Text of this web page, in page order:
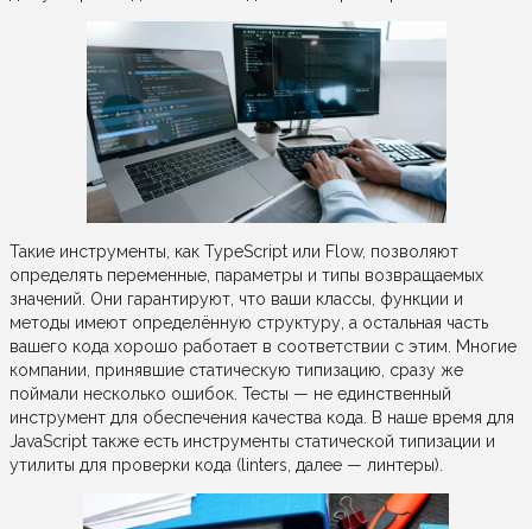
Такие инструменты, как TypeScript или Flow, позволяют
определять переменные, параметры и типы возвращаемых
значений. Они гарантируют, что ваши классы, функции и
методы имеют определённую структуру, а остальная часть
вашего кода хорошо работает в соответствии с этим. Многие
компании, принявшие статическую типизацию, сразу же
поймали несколько ошибок. Тесты — не единственный
инструмент для обеспечения качества кода. В наше время для
JavaScript также есть инструменты статической типизации и
утилиты для проверки кода (linters, далее — линтеры).